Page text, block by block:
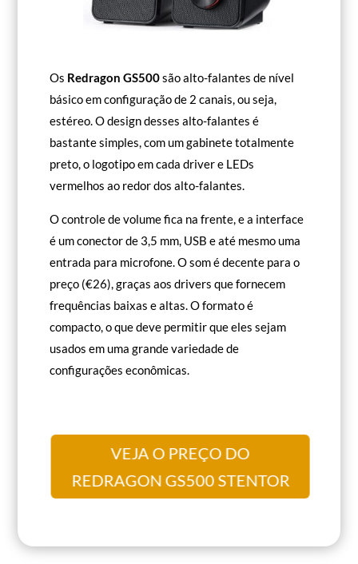
Os Redragon GS500são alto-falantes de nível
básico em configuração de 2 canais, ou seja,
estéreo. O design desses alto-falantes é
bastante simples, com um gabinete totalmente
preto, o logotipo em cada driver e LEDs
vermelhos ao redor dos alto-falantes.
O controle de volume fica na frente, e a interface
é um conector de 3,5 mm, USB e até mesmo uma
entrada para microfone. O som é decente para o
preço (€26), graças aos drivers que fornecem
frequências baixas e altas. O formato é
compacto, o que deve permitir que eles sejam
usados em uma grande variedade de
configurações econômicas.
VEJA O PREÇO DO
REDRAGON GS500 STENTOR